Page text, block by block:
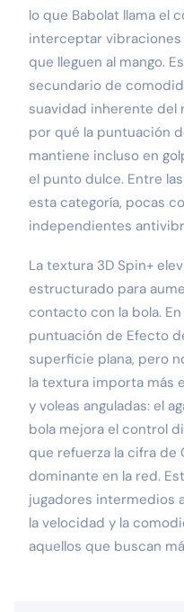
lo que Babolat llama el
interceptar
que lleguen al mango.
secundario de
suavidad inherente del
por qué la puntuación
mantiene incluso en
el punto dulce. Entre las
esta categoría, pocas
independientes
La textura 3D Spin+
estructurado para
contacto con la bola.
puntuación de Efecto
superficie plana, pero
la textura importa más
y voleas anguladas: el
bola mejora el control
que refuerza la cifra de
dominante en la red.
jugadores intermedios
la velocidad y la
aquellos que buscan